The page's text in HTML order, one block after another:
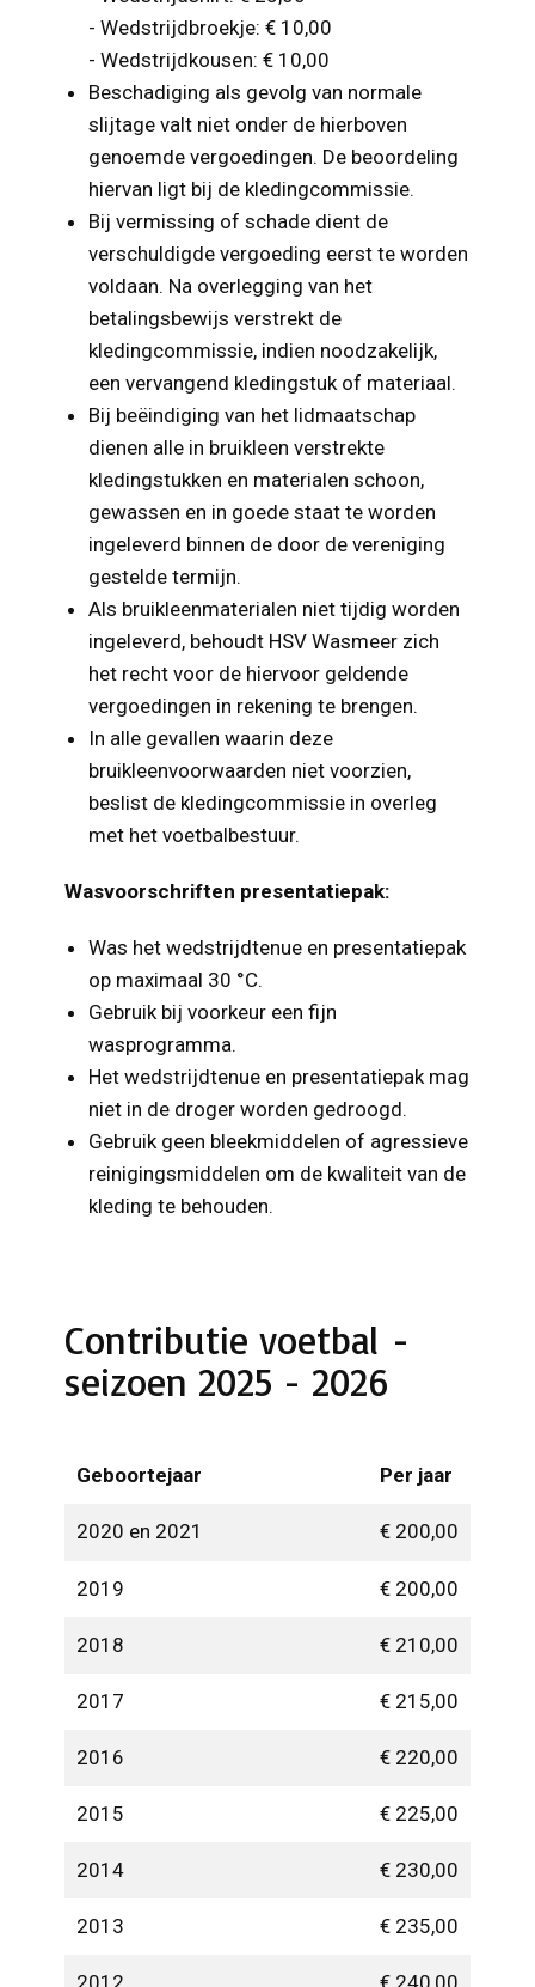
- Wedstrijdbroekje: € 10,00
- Wedstrijdkousen: € 10,00
Beschadiging als gevolg van normale
slijtage valt niet onder de hierboven
genoemde vergoedingen. De beoordeling
hiervan ligt bij de kledingcommissie.
Bij vermissing of schade dient de
verschuldigde vergoeding eerst te worden
voldaan. Na overlegging van het
betalingsbewijs verstrekt de
kledingcommissie, indien noodzakelijk,
een vervangend kledingstuk of materiaal.
Bij beëindiging van het lidmaatschap
dienen alle in bruikleen verstrekte
kledingstukken en materialen schoon,
gewassen en in goede staat te worden
ingeleverd binnen de door de vereniging
gestelde termijn.
Als bruikleenmaterialen niet tijdig worden
ingeleverd, behoudt HSV Wasmeer zich
het recht voor de hiervoor geldende
vergoedingen in rekening te brengen.
In alle gevallen waarin deze
bruikleenvoorwaarden niet voorzien,
beslist de kledingcommissie in overleg
met het voetbalbestuur.
Wasvoorschriften presentatiepak:
Was het wedstrijdtenue en presentatiepak
op maximaal 30 °C.
Gebruik bij voorkeur een fijn
wasprogramma.
Het wedstrijdtenue en presentatiepak mag
niet in de droger worden gedroogd.
Gebruik geen bleekmiddelen of agressieve
reinigingsmiddelen om de kwaliteit van de
kleding te behouden.
Contributie voetbal -
seizoen 2025 - 2026
Geboortejaar Per jaar
2020 en 2021 € 200,00
2019 € 200,00
2018 € 210,00
2017 € 215,00
2016 € 220,00
2015 € 225,00
2014 € 230,00
2013 € 235,00
2012 € 240,00